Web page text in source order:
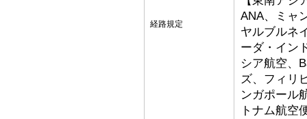
経路規定
ANA、ミャ
ヤルブルネ
ーダ・イン
シア航空、
ズ、フィリ
ンガポール
トナム航空